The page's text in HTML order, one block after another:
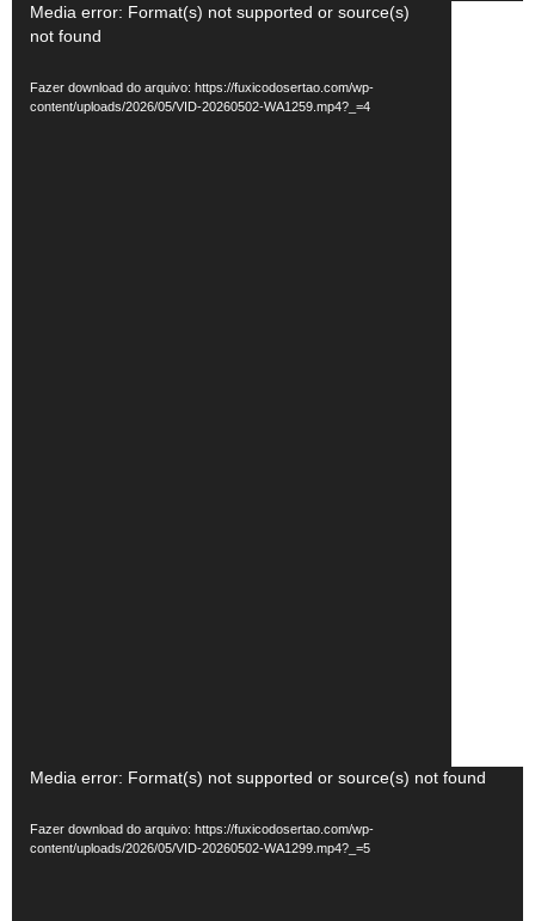
Tocador
de
Media error: Format(s) not supported or source(s)
not found
Fazer download do arquivo: https://fuxicodosertao.com/wp-
content/uploads/2026/05/VID-20260502-WA1259.mp4?_=4
Tocador
vídeo
Media error: Format(s) not supported or source(s) not found
Fazer download do arquivo: https://fuxicodosertao.com/wp-
content/uploads/2026/05/VID-20260502-WA1299.mp4?_=5